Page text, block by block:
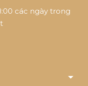
các ngày trong